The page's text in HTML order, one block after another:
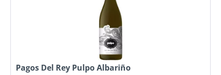
Pagos Del Rey Pulpo Albariño